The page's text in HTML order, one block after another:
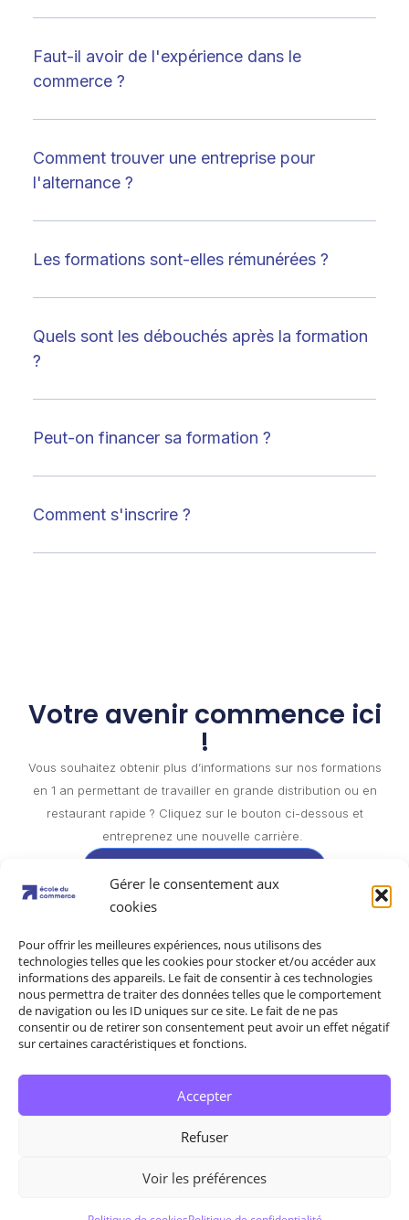
Gérer le consentement aux
cookies
Pour offrir les meilleures expériences, nous utilisons des
technologies telles que les cookies pour stocker et/ou accéder aux
informations des appareils. Le fait de consentir à ces technologies
nous permettra de traiter des données telles que le comportement
de navigation ou les ID uniques sur ce site. Le fait de ne pas
consentir ou de retirer son consentement peut avoir un effet négatif
sur certaines caractéristiques et fonctions.
Accepter
Refuser
Voir les préférences
Faut-il avoir de l'expérience dans le
commerce ?
Comment trouver une entreprise pour
l'alternance ?
Les formations sont-elles rémunérées ?
Quels sont les débouchés après la formation
?
Peut-on financer sa formation ?
Comment s'inscrire ?
Votre avenir commence ici
!
Vous souhaitez obtenir plus d’informations sur nos formations
en 1 an permettant de travailler en grande distribution ou en
restaurant rapide ? Cliquez sur le bouton ci-dessous et
entreprenez une nouvelle carrière.
Mentions légales Politique de confidentialité
CGU CGV Contacts
Politique de cookies (UE)
Copyright © 2026 – École du Commerce.